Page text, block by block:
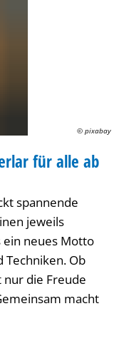
© pixabay
für alle ab
spannende
jeweils
ein neues Motto
Ob
nur die Freude
macht